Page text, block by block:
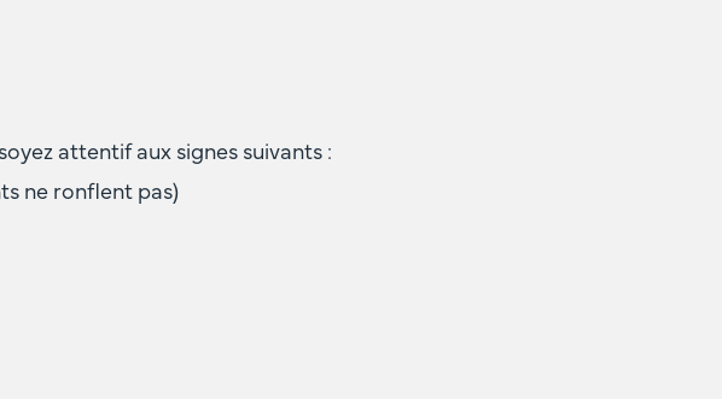
attentif aux signes suivants :
ne ronflent pas)